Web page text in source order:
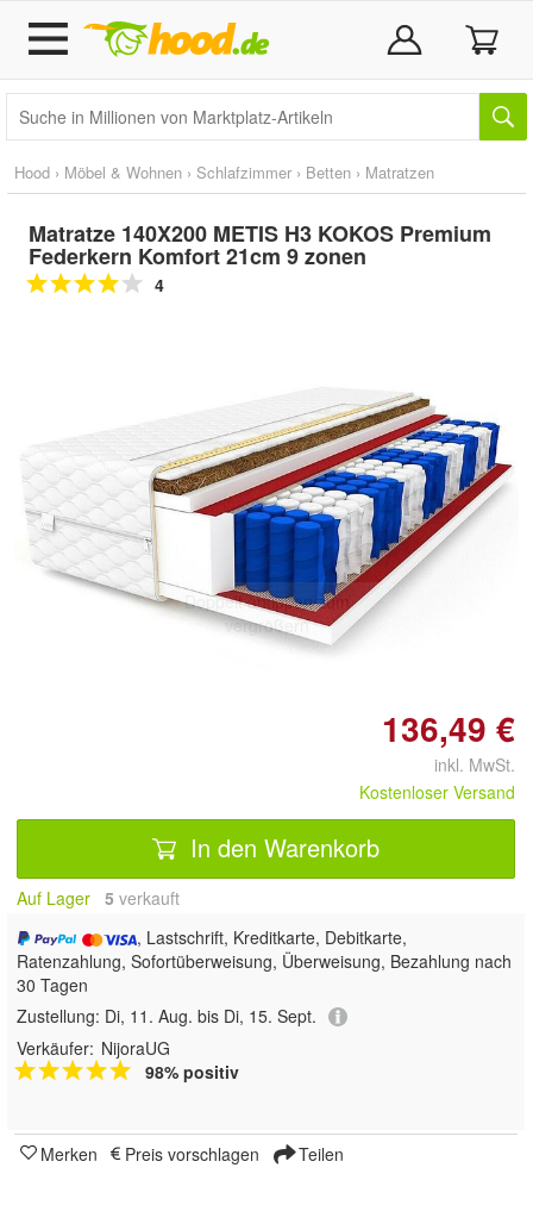
Hood › Möbel & Wohnen › Schlafzimmer › Betten › Matratzen
Matratze 140X200 METIS H3 KOKOS Premium
Federkern Komfort 21cm 9 zonen
4
Doppelt antippen zum
vergrößern
136,49 €
inkl. MwSt.
Kostenloser Versand
In den Warenkorb
Auf Lager 5 verkauft
, Lastschrift, Kreditkarte, Debitkarte,
Ratenzahlung, Sofortüberweisung, Überweisung, Bezahlung nach
30 Tagen
Zustellung: Di, 11. Aug. bis Di, 15. Sept.
Verkäufer: NijoraUG
98% positiv
Merken Preis vorschlagen Teilen